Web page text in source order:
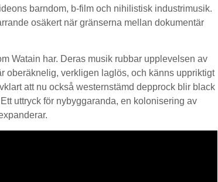
barndom, b-film och nihilistisk industrimusik.
osäkert när gränserna mellan dokumentär
Watain har. Deras musik rubbar upplevelsen av
oberäknelig, verkligen laglös, och känns uppriktigt
att nu också westernstämd depprock blir black
uttryck för nybyggaranda, en kolonisering av